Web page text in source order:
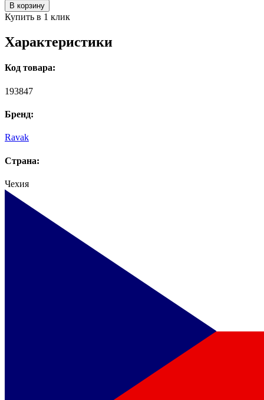
В корзину
Купить в 1 клик
Характеристики
Код товара:
193847
Бренд:
Ravak
Страна:
Чехия